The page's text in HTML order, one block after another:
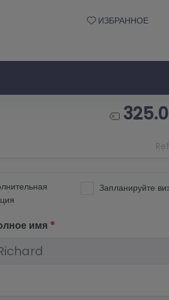
ИЗБРАННОЕ
Запланируйте
имя *